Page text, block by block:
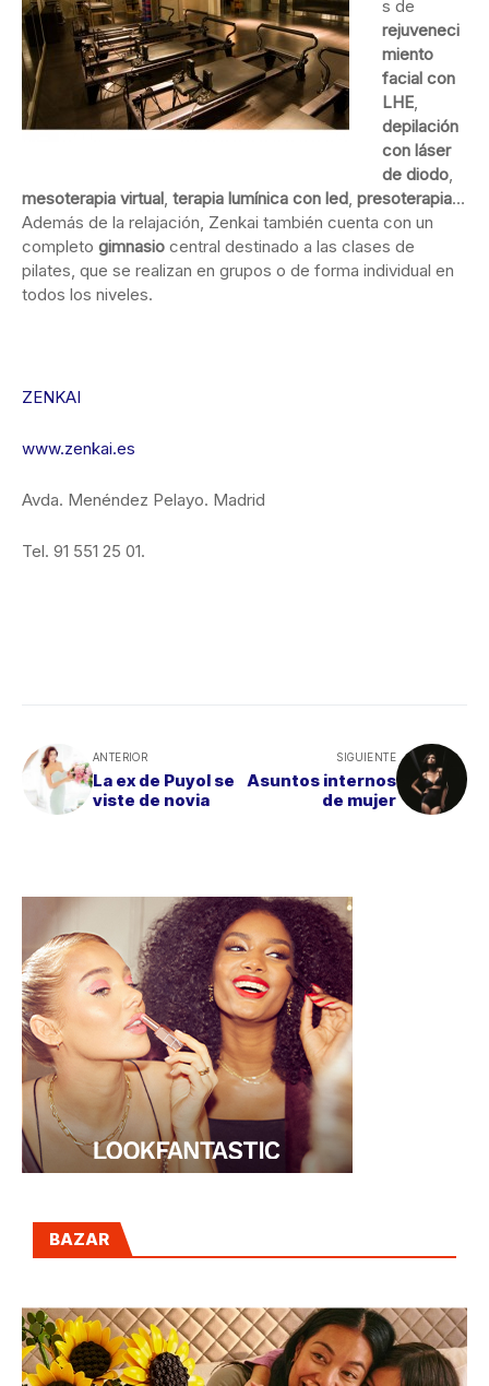
s de
rejuveneci
miento
facial con
LHE,
depilación
con láser
de diodo,
mesoterapia virtual, terapia lumínica con led, presoterapia…
Además de la relajación, Zenkai también cuenta con un
completo gimnasio central destinado a las clases de
pilates, que se realizan en grupos o de forma individual en
todos los niveles.
ZENKAI
www.zenkai.es
Avda. Menéndez Pelayo. Madrid
Tel. 91 551 25 01.
ANTERIOR
La ex de Puyol se
viste de novia
SIGUIENTE
Asuntos internos
de mujer
BAZAR